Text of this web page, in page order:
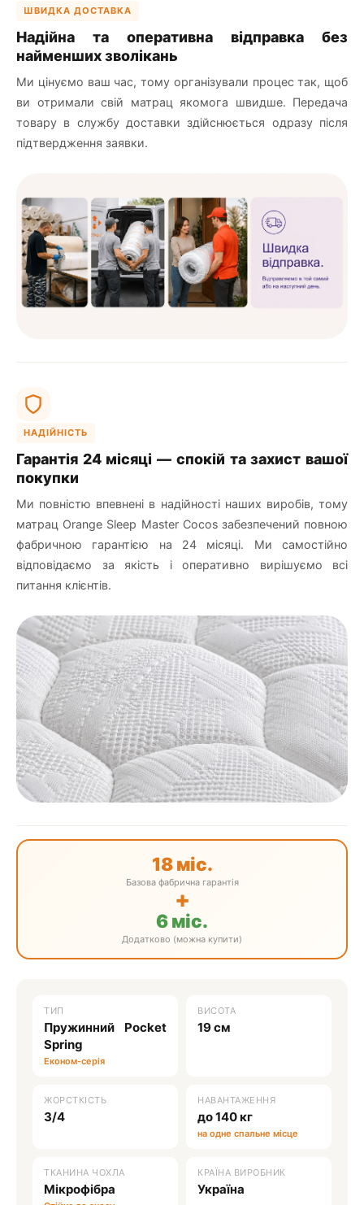
ШВИДКА ДОСТАВКА
Надійна та оперативна відправка без
найменших зволікань
Ми цінуємо ваш час, тому організували процес так, щоб
ви отримали свій матрац якомога швидше. Передача
товару в службу доставки здійснюється одразу після
підтвердження заявки.
НАДІЙНІСТЬ
Гарантія 24 місяці — спокій та захист вашої
покупки
Ми повністю впевнені в надійності наших виробів, тому
матрац Orange Sleep Master Cocos забезпечений повною
фабричною гарантією на 24 місяці. Ми самостійно
відповідаємо за якість і оперативно вирішуємо всі
питання клієнтів.
18 міс.
Базова фабрична гарантія
+
6 міс.
Додатково (можна купити)
ТИП
Пружинний Pocket
Spring
Економ-серія
ВИСОТА
19 см
ЖОРСТКІСТЬ
3/4
НАВАНТАЖЕННЯ
до 140 кг
на одне спальне місце
ТКАНИНА ЧОХЛА
Мікрофібра
КРАЇНА ВИРОБНИК
Україна